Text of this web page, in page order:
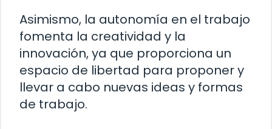
Asimismo, la autonomía en el trabajo
fomenta la creatividad y la
innovación, ya que proporciona un
espacio de libertad para proponer y
llevar a cabo nuevas ideas y formas
de trabajo.